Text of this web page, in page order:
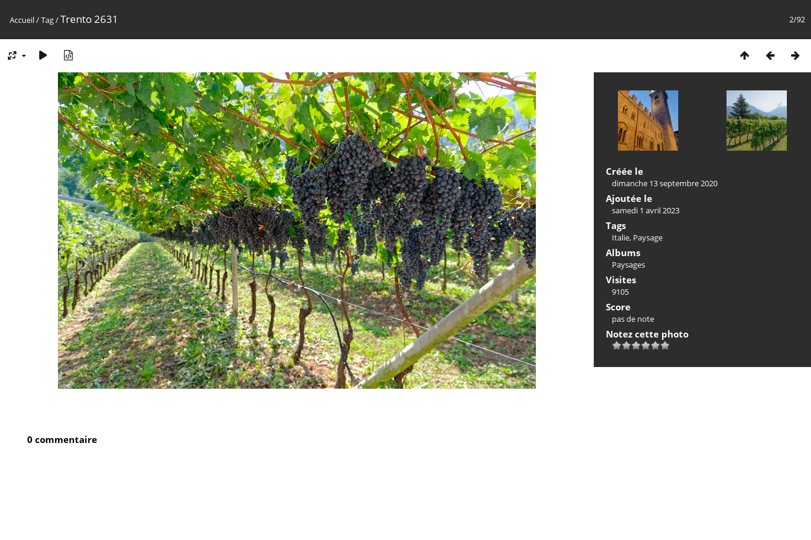
2/92
Accueil/Tag/Trento 2631
Créée le
dimanche 13 septembre 2020
Ajoutée le
samedi 1 avril 2023
Tags
Italie, Paysage
Albums
Paysages
Visites
9105
Score
pas de note
Notez cette photo
0 commentaire